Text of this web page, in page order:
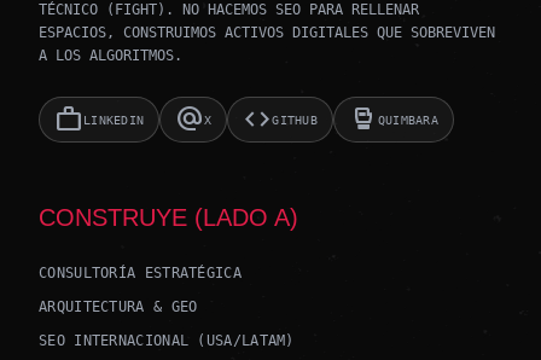
TÉCNICO (FIGHT). NO HACEMOS SEO PARA RELLENAR
ESPACIOS, CONSTRUIMOS ACTIVOS DIGITALES QUE SOBREVIVEN
A LOS ALGORITMOS.
work LINKEDIN alternate_emailX codeGITHUB sports_mma QUIMBARA
CONSTRUYE (LADO A)
CONSULTORÍA ESTRATÉGICA
ARQUITECTURA & GEO
SEO INTERNACIONAL (USA/LATAM)